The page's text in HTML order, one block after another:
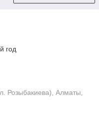
год
Розыбакиева), Алматы,